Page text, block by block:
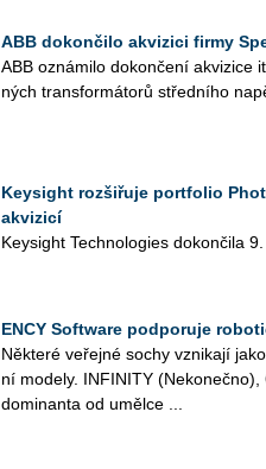
ABB dokončilo akvizici firmy
ABB ozná­mi­lo do­kon­če­ní akvi­zi­ce
ných trans­for­má­to­rů střed­ní­ho
Keysight rozšiřuje portfolio
akvizicí
Key­sight Tech­no­lo­gies do­kon­či­la
ENCY Software podporuje
Ně­kte­ré ve­řej­né sochy vzni­ka­jí
ní mo­de­ly. IN­FI­NI­TY
do­mi­nan­ta od uměl­ce ...